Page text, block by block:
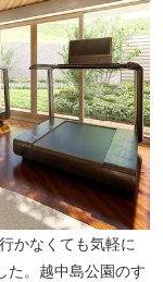
かなくても気軽に
た。越中島公園のす